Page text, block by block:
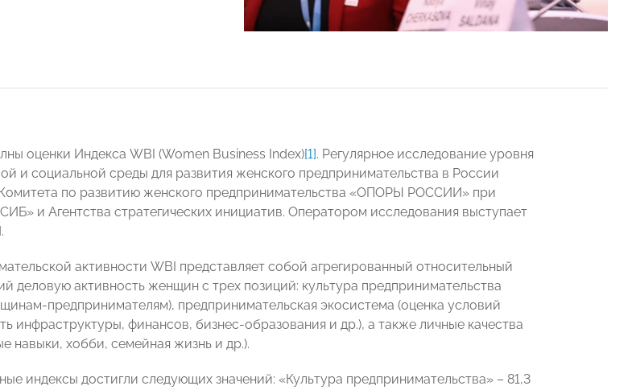
оценки Индекса WBI (Women Business Index)[1]. Регулярное исследование уровня
и социальной среды для развития женского предпринимательства в России
по развитию женского предпринимательства «ОПОРЫ РОССИИ» при
и Агентства стратегических инициатив. Оператором исследования выступает
активности WBI представляет собой агрегированный относительный
деловую активность женщин с трех позиций: культура предпринимательства
предпринимателям), предпринимательская экосистема (оценка условий
инфраструктуры, финансов, бизнес-образования и др.), а также личные качества
навыки, хобби, семейная жизнь и др.).
индексы достигли следующих значений: «Культура предпринимательства» – 81,3